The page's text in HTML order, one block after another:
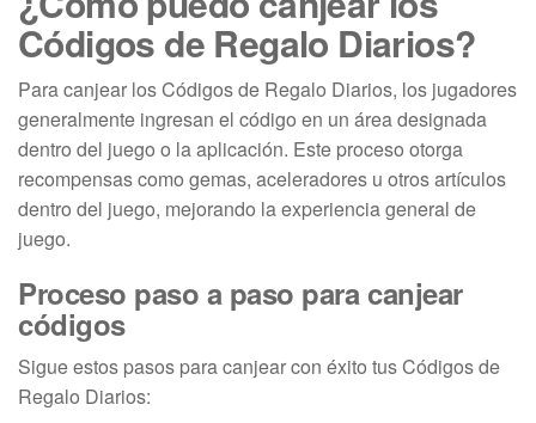
Códigos de Regalo Diarios?
Para canjear los Códigos de Regalo Diarios, los jugadores
generalmente ingresan el código en un área designada
dentro del juego o la aplicación. Este proceso otorga
recompensas como gemas, aceleradores u otros artículos
dentro del juego, mejorando la experiencia general de
juego.
Proceso paso a paso para canjear
códigos
Sigue estos pasos para canjear con éxito tus Códigos de
Regalo Diarios: